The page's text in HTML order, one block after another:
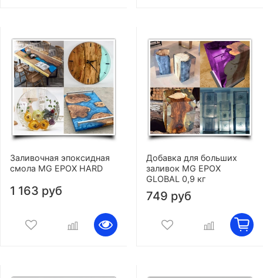
Заливочная эпоксидная
смола MG EPOX HARD
1 163 руб
Добавка для больших
заливок MG EPOX
GLOBAL 0,9 кг
749 руб